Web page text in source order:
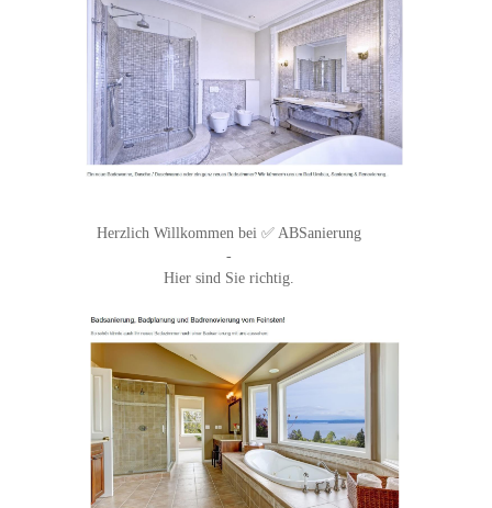
Herzlich Willkommen bei ✅ ABSanierung
-
Hier sind Sie richtig.